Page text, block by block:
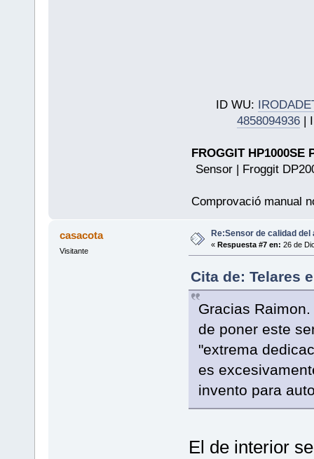
ID WU:
4858094936 |
FROGGIT HP1000SE
Sensor | Froggit
Comprovació manual
casacota
Visitante
Re:Sensor de calidad del
« Respuesta #7 en: 26 de
Cita de: Telares
Gracias
de poner este
"extrema
es
invento para
El de interior